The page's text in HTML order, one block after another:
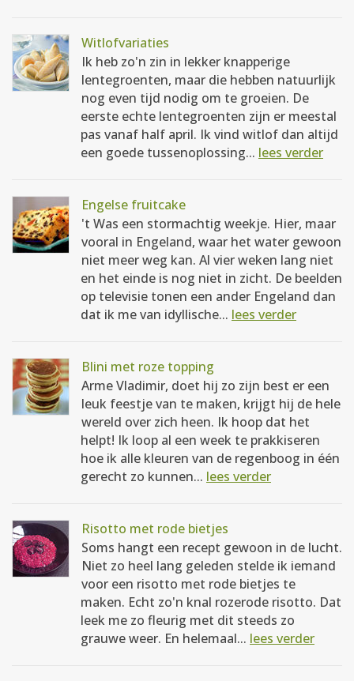
Witlofvariaties
Ik heb zo'n zin in lekker knapperige
lentegroenten, maar die hebben natuurlijk
nog even tijd nodig om te groeien. De
eerste echte lentegroenten zijn er meestal
pas vanaf half april. Ik vind witlof dan altijd
een goede tussenoplossing... lees verder
Engelse fruitcake
't Was een stormachtig weekje. Hier, maar
vooral in Engeland, waar het water gewoon
niet meer weg kan. Al vier weken lang niet
en het einde is nog niet in zicht. De beelden
op televisie tonen een ander Engeland dan
dat ik me van idyllische... lees verder
Blini met roze topping
Arme Vladimir, doet hij zo zijn best er een
leuk feestje van te maken, krijgt hij de hele
wereld over zich heen. Ik hoop dat het
helpt! Ik loop al een week te prakkiseren
hoe ik alle kleuren van de regenboog in één
gerecht zo kunnen... lees verder
Risotto met rode bietjes
Soms hangt een recept gewoon in de lucht.
Niet zo heel lang geleden stelde ik iemand
voor een risotto met rode bietjes te
maken. Echt zo'n knal rozerode risotto. Dat
leek me zo fleurig met dit steeds zo
grauwe weer. En helemaal... lees verder